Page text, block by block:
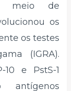
de
os
os testes
(IGRA).
10 e PstS-1
antígenos